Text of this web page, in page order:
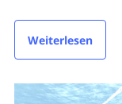
Weiterlesen